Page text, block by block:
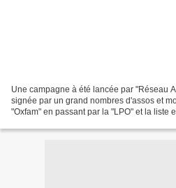
Une campagne à été lancée par "Réseau
signée par un grand nombres d'assos et
"Oxfam" en passant par la "LPO" et la liste